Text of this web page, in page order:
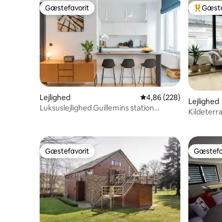
Gæstefavorit
Gæstefavorit
Lejlighed 4,86 ud af 5 i
4,86 (228)
Luksuslejlighed Guillemins station
Bedste
Lejlighed
Gæstefavorit
Gæstefavorit